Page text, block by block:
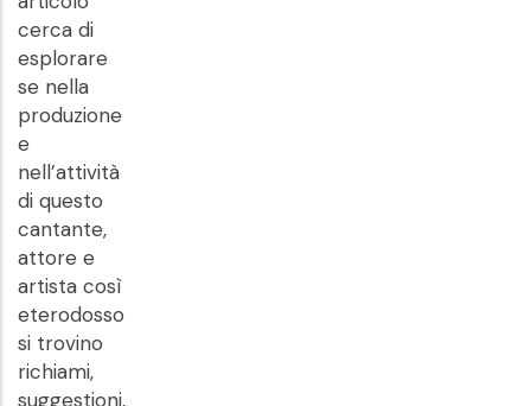
cerca di
esplorare
se nella
produzione
e
nell’attività
di questo
cantante,
attore e
artista così
eterodosso
si trovino
richiami,
suggestioni,